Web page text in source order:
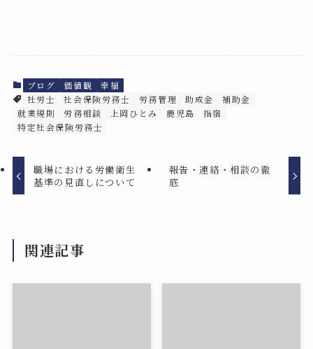
ブログ 価値観
幸福
社労士
社会保険労務士 労務管理 助成金
補助金
就業規則
労務相談 上岡ひとみ 鹿児島
指宿
特定社会保険労務士
職場における労働衛生
基準の見直しについて
報告・連絡・相談の徹
底
関連記事